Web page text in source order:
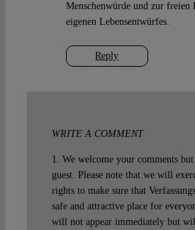
Reply
Menschenwürde und zur freien
eigenen Lebensentwürfes.
WRITE A COMMENT
1. We welcome your comments
guest. Please note that we will
rights to make sure that
safe and attractive place for
will not appear immediately but